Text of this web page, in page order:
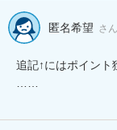
匿名希望 さん
追記↑にはポイント